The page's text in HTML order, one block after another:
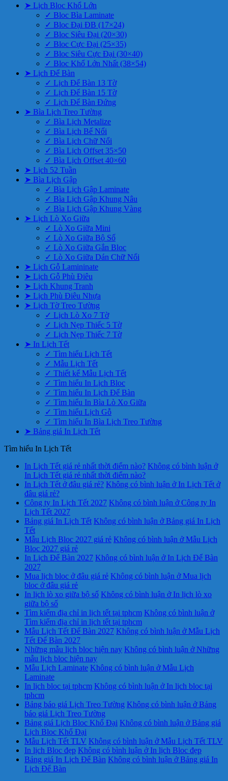
➤ Lịch Bloc Khổ Lớn
✓ Bloc Bìa Laminate
✓ Bloc Đại ĐB (17×24)
✓ Bloc Siêu Đại (20×30)
✓ Bloc Cực Đại (25×35)
✓ Bloc Siêu Cực Đại (30×40)
✓ Bloc Khổ Lớn Nhất (38×54)
➤ Lịch Để Bàn
✓ Lịch Để Bàn 13 Tờ
✓ Lịch Để Bàn 15 Tờ
✓ Lịch Để Bàn Đứng
➤ Bìa Lịch Treo Tường
✓ Bìa Lịch Metalize
✓ Bìa Lịch Bế Nổi
✓ Bìa Lịch Chữ Nổi
✓ Bìa Lịch Offset 35×50
✓ Bìa Lịch Offset 40×60
➤ Lịch 52 Tuần
➤ Bìa Lịch Gập
✓ Bìa Lịch Gập Laminate
✓ Bìa Lịch Gập Khung Nâu
✓ Bìa Lịch Gập Khung Vàng
➤ Lịch Lò Xo Giữa
✓ Lò Xo Giữa Mini
✓ Lò Xo Giữa Bộ Số
✓ Lò Xo Giữa Gắn Bloc
✓ Lò Xo Giữa Dán Chữ Nổi
➤ Lịch Gỗ Lamininate
➤ Lịch Gỗ Phù Điêu
➤ Lịch Khung Tranh
➤ Lịch Phù Điêu Nhựa
➤ Lịch Tờ Treo Tường
✓ Lịch Lò Xo 7 Tờ
✓ Lịch Nẹp Thiếc 5 Tờ
✓ Lịch Nẹp Thiếc 7 Tờ
➤ In Lịch Tết
✓ Tìm hiểu Lịch Tết
✓ Mẫu Lịch Tết
✓ Thiết kế Mẫu Lịch Tết
✓ Tìm hiểu In Lịch Bloc
✓ Tìm hiểu In Lịch Để Bàn
✓ Tìm hiểu In Bìa Lò Xo Giữa
✓ Tìm hiểu Lịch Gỗ
✓ Tìm hiểu In Bìa Lịch Treo Tường
➤ Bảng giá In Lịch Tết
Tìm hiểu In Lịch Tết
In Lịch Tết giá rẻ nhất thời điểm nào? Không có bình luận ở
In Lịch Tết giá rẻ nhất thời điểm nào?
In Lịch Tết ở đâu giá rẻ? Không có bình luận ở In Lịch Tết ở
đâu giá rẻ?
Công ty In Lịch Tết 2027 Không có bình luận ở Công ty In
Lịch Tết 2027
Bảng giá In Lịch Tết Không có bình luận ở Bảng giá In Lịch
Tết
Mẫu Lịch Bloc 2027 giá rẻ Không có bình luận ở Mẫu Lịch
Bloc 2027 giá rẻ
In Lịch Để Bàn 2027 Không có bình luận ở In Lịch Để Bàn
2027
Mua lịch bloc ở đâu giá rẻ Không có bình luận ở Mua lịch
bloc ở đâu giá rẻ
In lịch lò xo giữa bộ số Không có bình luận ở In lịch lò xo
giữa bộ số
Tìm kiếm địa chỉ in lịch tết tại tphcm Không có bình luận ở
Tìm kiếm địa chỉ in lịch tết tại tphcm
Mẫu Lịch Tết Để Bàn 2027 Không có bình luận ở Mẫu Lịch
Tết Để Bàn 2027
Những mẫu lịch bloc hiện nay Không có bình luận ở Những
mẫu lịch bloc hiện nay
Mẫu Lịch Laminate Không có bình luận ở Mẫu Lịch
Laminate
In lịch bloc tại tphcm Không có bình luận ở In lịch bloc tại
tphcm
Bảng báo giá Lịch Treo Tường Không có bình luận ở Bảng
báo giá Lịch Treo Tường
Bảng giá Lịch Bloc Khổ Đại Không có bình luận ở Bảng giá
Lịch Bloc Khổ Đại
Mẫu Lịch Tết TLV Không có bình luận ở Mẫu Lịch Tết TLV
In lịch Bloc đẹp Không có bình luận ở In lịch Bloc đẹp
Bảng giá In Lịch Để Bàn Không có bình luận ở Bảng giá In
Lịch Để Bàn